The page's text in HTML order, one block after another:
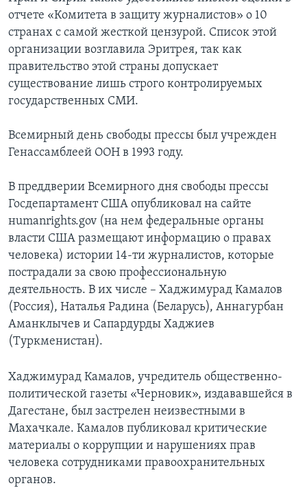
отчете «Комитета в защиту журналистов» о 10
странах с самой жесткой цензурой. Список этой
организации возглавила Эритрея, так как
правительство этой страны допускает
существование лишь строго контролируемых
государственных СМИ.
Всемирный день свободы прессы был учрежден
Генассамблеей ООН в 1993 году.
В преддверии Всемирного дня свободы прессы
Госдепартамент США опубликовал на сайте
нumanrights.gov (на нем федеральные органы
власти США размещают информацию о правах
человека) иcтории 14-ти журналистов, которые
пострадали за свою профессиональную
деятельность. В их числе – Хаджимурад Камалов
(Россия), Наталья Радина (Беларусь), Аннагурбан
Аманклычев и Сапардурды Хаджиев
(Туркменистан).
Хаджимурад Камалов, учредитель общественно-
политической газеты «Черновик», издававшейся в
Дагестане, был застрелен неизвестными в
Махачкале. Камалов публиковал критические
материалы о коррупции и нарушениях прав
человека сотрудниками правоохранительных
органов.